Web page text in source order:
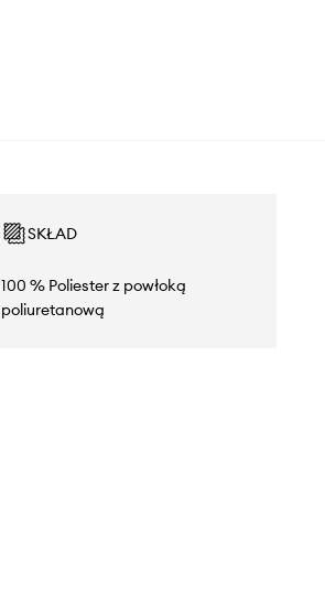
SKŁAD
100 % Poliester z powłoką
poliuretanową